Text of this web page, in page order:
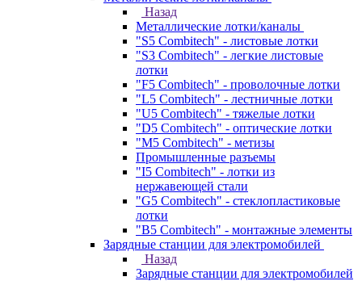
Назад
Металлические лотки/каналы
"S5 Combitech" - листовые лотки
"S3 Combitech" - легкие листовые
лотки
"F5 Combitech" - проволочные лотки
"L5 Combitech" - лестничные лотки
"U5 Combitech" - тяжелые лотки
"D5 Combitech" - оптические лотки
"M5 Combitech" - метизы
Промышленные разъемы
"I5 Combitech" - лотки из
нержавеющей стали
"G5 Combitech" - стеклопластиковые
лотки
"B5 Combitech" - монтажные элементы
Зарядные станции для электромобилей
Назад
Зарядные станции для электромобилей